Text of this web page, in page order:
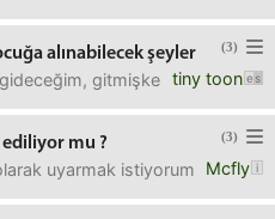
(3)
alınabilecek şeyler
tiny toon
gitmişken çocuğuma
(3)
mu ?
Mcfly
uyarmak istiyorum mail